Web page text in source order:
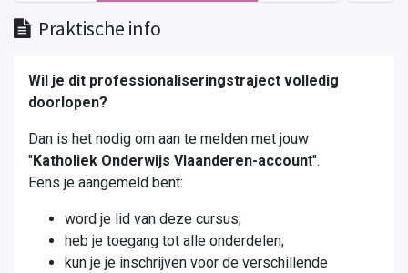
Praktische info
Wil je dit professionaliseringstraject volledig
doorlopen?
Dan is het nodig om aan te melden met jouw
"Katholiek Onderwijs Vlaanderen-account".
Eens je aangemeld bent:
word je lid van deze cursus;
heb je toegang tot alle onderdelen;
kun je je inschrijven voor de verschillende